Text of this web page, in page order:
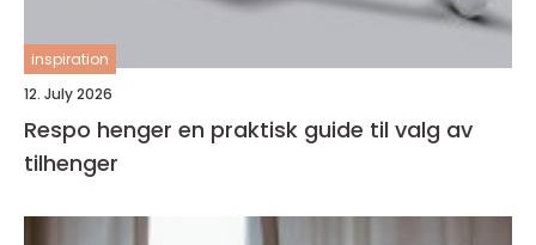
inspiration
12. July 2026
Respo henger en praktisk guide til valg av
tilhenger